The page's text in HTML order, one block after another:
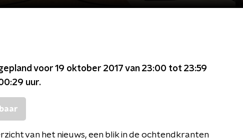
voor 19 oktober 2017 van 23:00 tot 23:59
uur.
van het nieuws, een blik in de ochtendkranten